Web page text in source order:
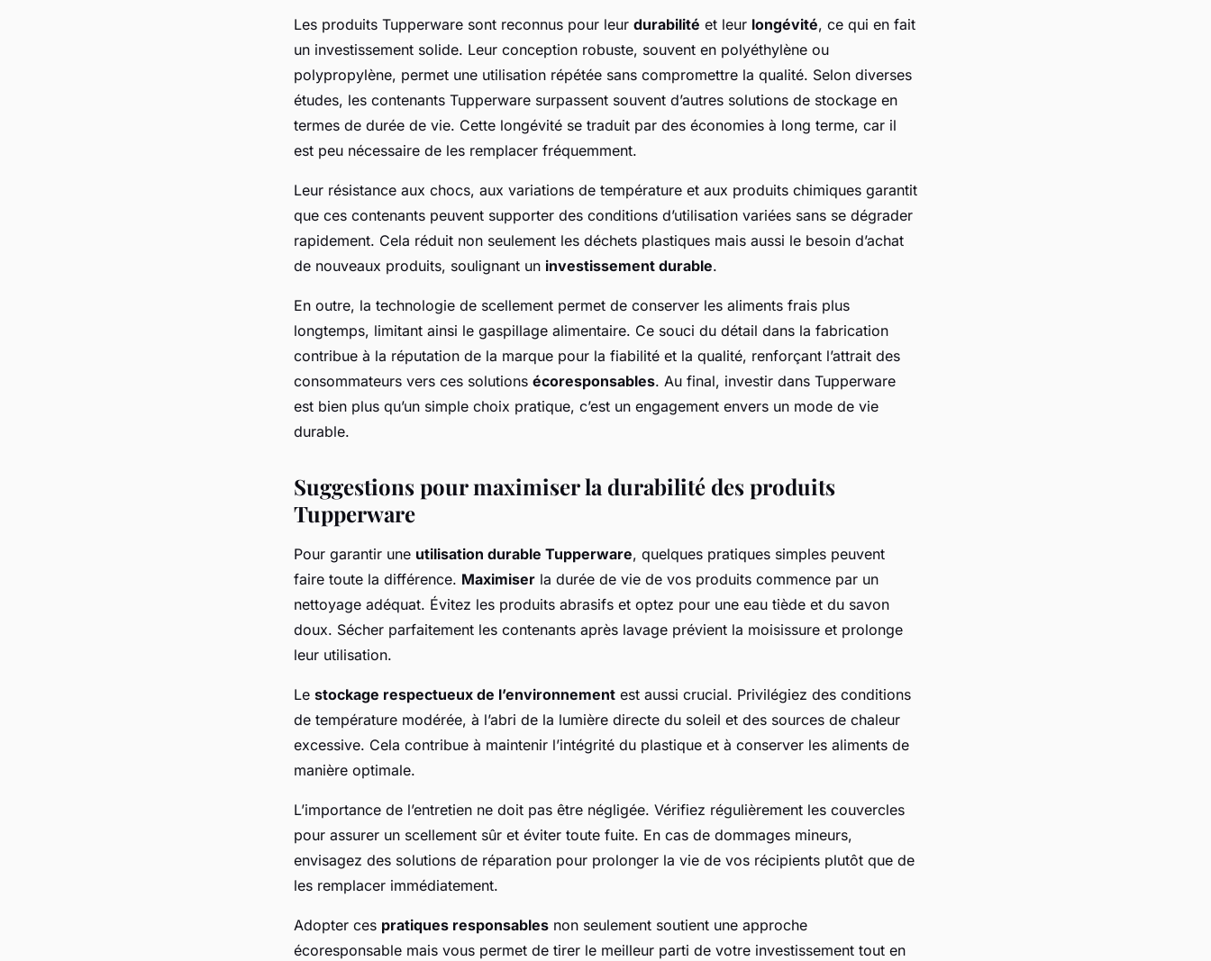
Les produits Tupperware sont reconnus pour leur durabilité et leur longévité, ce qui en fait
un investissement solide. Leur conception robuste, souvent en polyéthylène ou
polypropylène, permet une utilisation répétée sans compromettre la qualité. Selon diverses
études, les contenants Tupperware surpassent souvent d’autres solutions de stockage en
termes de durée de vie. Cette longévité se traduit par des économies à long terme, car il
est peu nécessaire de les remplacer fréquemment.
Leur résistance aux chocs, aux variations de température et aux produits chimiques garantit
que ces contenants peuvent supporter des conditions d’utilisation variées sans se dégrader
rapidement. Cela réduit non seulement les déchets plastiques mais aussi le besoin d’achat
de nouveaux produits, soulignant un investissement durable.
En outre, la technologie de scellement permet de conserver les aliments frais plus
longtemps, limitant ainsi le gaspillage alimentaire. Ce souci du détail dans la fabrication
contribue à la réputation de la marque pour la fiabilité et la qualité, renforçant l’attrait des
consommateurs vers ces solutions écoresponsables. Au final, investir dans Tupperware
est bien plus qu’un simple choix pratique, c’est un engagement envers un mode de vie
durable.
Suggestions pour maximiser la durabilité des produits
Tupperware
Pour garantir une utilisation durable Tupperware, quelques pratiques simples peuvent
faire toute la différence. Maximiser la durée de vie de vos produits commence par un
nettoyage adéquat. Évitez les produits abrasifs et optez pour une eau tiède et du savon
doux. Sécher parfaitement les contenants après lavage prévient la moisissure et prolonge
leur utilisation.
Le stockage respectueux de l’environnement est aussi crucial. Privilégiez des conditions
de température modérée, à l’abri de la lumière directe du soleil et des sources de chaleur
excessive. Cela contribue à maintenir l’intégrité du plastique et à conserver les aliments de
manière optimale.
L’importance de l’entretien ne doit pas être négligée. Vérifiez régulièrement les couvercles
pour assurer un scellement sûr et éviter toute fuite. En cas de dommages mineurs,
envisagez des solutions de réparation pour prolonger la vie de vos récipients plutôt que de
les remplacer immédiatement.
Adopter ces pratiques responsables non seulement soutient une approche
écoresponsable mais vous permet de tirer le meilleur parti de votre investissement tout en